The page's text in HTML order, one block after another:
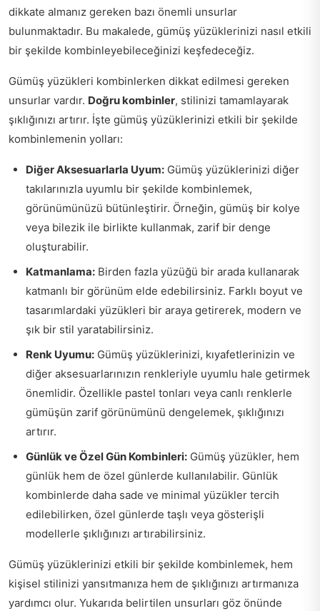
dikkate almanız gereken bazı önemli unsurlar
bulunmaktadır. Bu makalede, gümüş yüzüklerinizi nasıl etkili
bir şekilde kombinleyebileceğinizi keşfedeceğiz.
Gümüş yüzükleri kombinlerken dikkat edilmesi gereken
unsurlar vardır. Doğru kombinler, stilinizi tamamlayarak
şıklığınızı artırır. İşte gümüş yüzüklerinizi etkili bir şekilde
kombinlemenin yolları:
Diğer Aksesuarlarla Uyum: Gümüş yüzüklerinizi diğer
takılarınızla uyumlu bir şekilde kombinlemek,
görünümünüzü bütünleştirir. Örneğin, gümüş bir kolye
veya bilezik ile birlikte kullanmak, zarif bir denge
oluşturabilir.
Katmanlama: Birden fazla yüzüğü bir arada kullanarak
katmanlı bir görünüm elde edebilirsiniz. Farklı boyut ve
tasarımlardaki yüzükleri bir araya getirerek, modern ve
şık bir stil yaratabilirsiniz.
Renk Uyumu: Gümüş yüzüklerinizi, kıyafetlerinizin ve
diğer aksesuarlarınızın renkleriyle uyumlu hale getirmek
önemlidir. Özellikle pastel tonları veya canlı renklerle
gümüşün zarif görünümünü dengelemek, şıklığınızı
artırır.
Günlük ve Özel Gün Kombinleri: Gümüş yüzükler, hem
günlük hem de özel günlerde kullanılabilir. Günlük
kombinlerde daha sade ve minimal yüzükler tercih
edilebilirken, özel günlerde taşlı veya gösterişli
modellerle şıklığınızı artırabilirsiniz.
Gümüş yüzüklerinizi etkili bir şekilde kombinlemek, hem
kişisel stilinizi yansıtmanıza hem de şıklığınızı artırmanıza
yardımcı olur. Yukarıda belirtilen unsurları göz önünde